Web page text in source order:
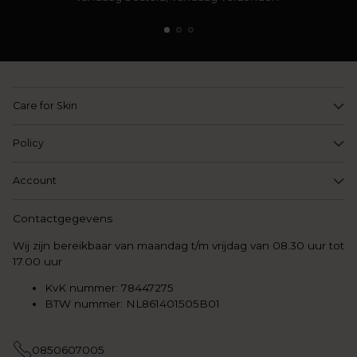
Care for Skin
Policy
Account
Contactgegevens
Wij zijn bereikbaar van maandag t/m vrijdag van 08.30 uur tot
17.00 uur
KvK nummer: 78447275
BTW nummer: NL861401505B01
0850607005